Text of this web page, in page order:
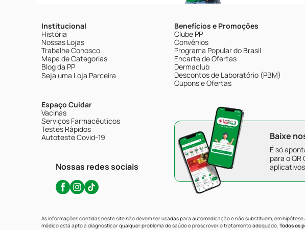
Institucional
História
Nossas Lojas
Trabalhe Conosco
Mapa de Categorias
Blog da PP
Seja uma Loja Parceira
Espaço Cuidar
Vacinas
Serviços Farmacêuticos
Testes Rápidos
Autoteste Covid-19
Nossas redes sociais
Benefícios e Promoções
Clube PP
Convênios
Programa Popular do Brasil
Encarte de Ofertas
Dermaclub
Descontos de Laboratório (PBM)
Cupons e Ofertas
Baixe
É só
para o QR
As informações contidas neste site não devem ser usadas para automedicação e não substituem, em
médico está apto a diagnosticar qualquer problema de saúde e prescrever o tratamento adequado. Todos os